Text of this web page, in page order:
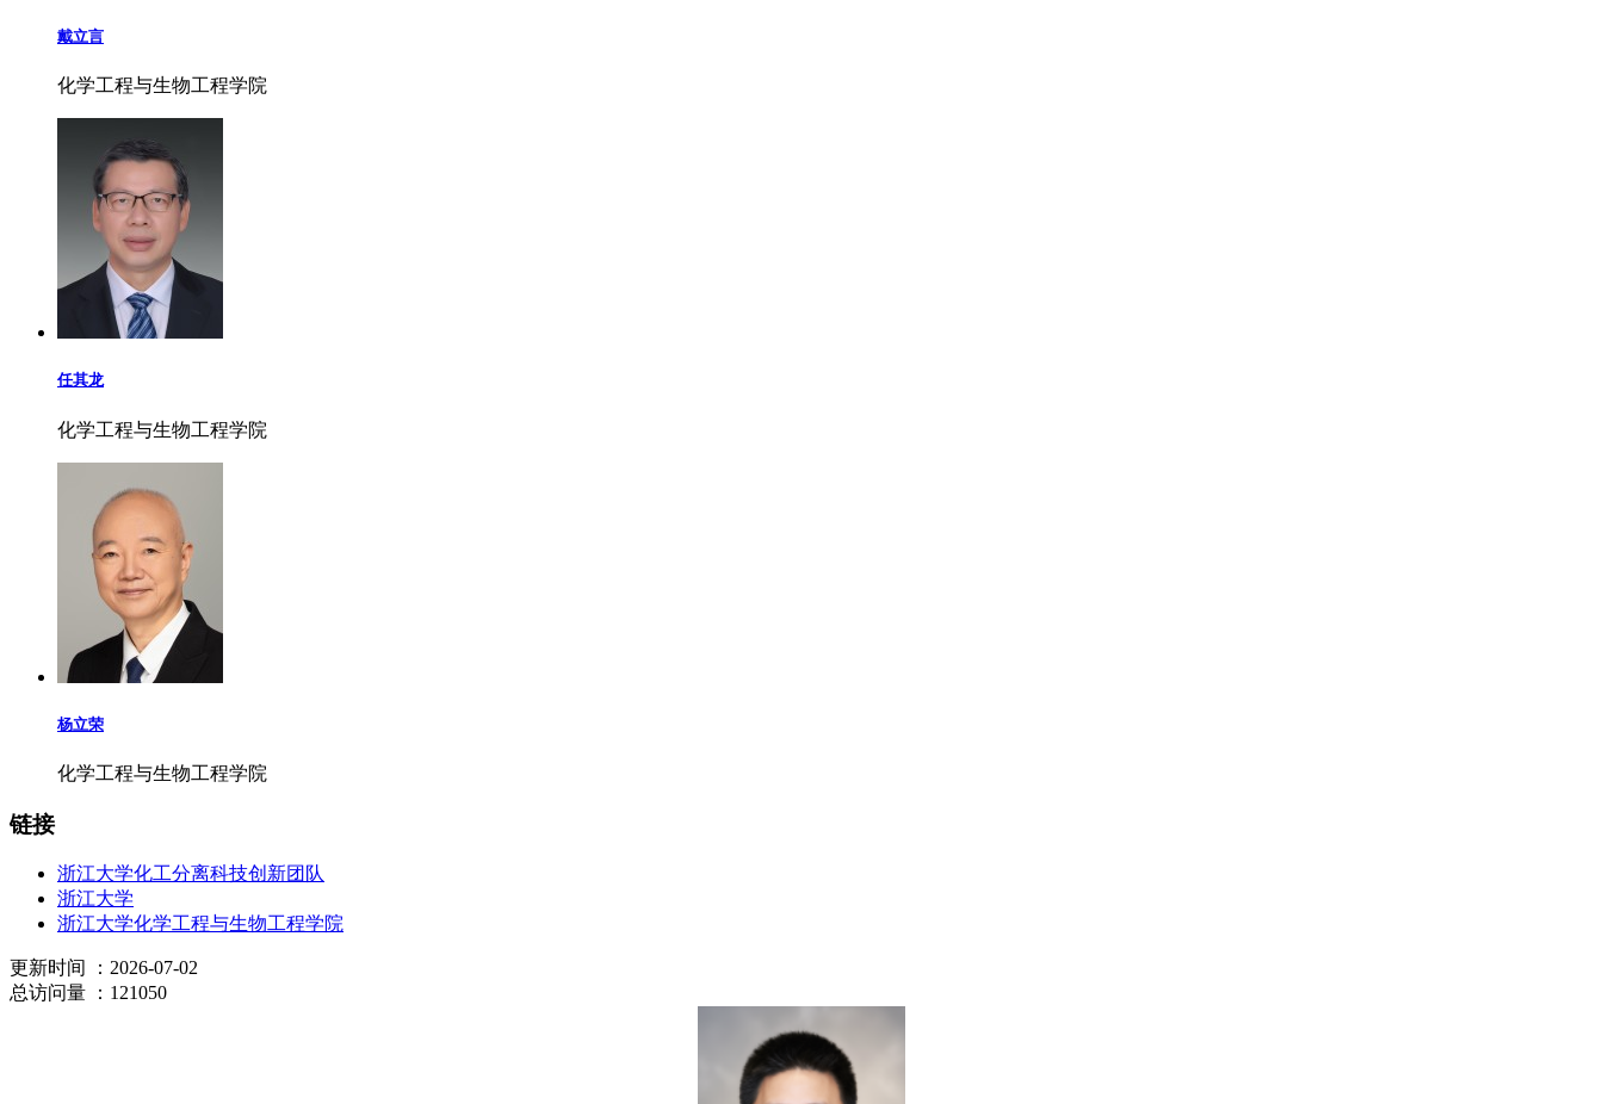
戴立言
化学工程与生物工程学院
任其龙
化学工程与生物工程学院
杨立荣
化学工程与生物工程学院
链接
浙江大学化工分离科技创新团队
浙江大学
浙江大学化学工程与生物工程学院
更新时间
：2026-07-02
总访问量 ：121050